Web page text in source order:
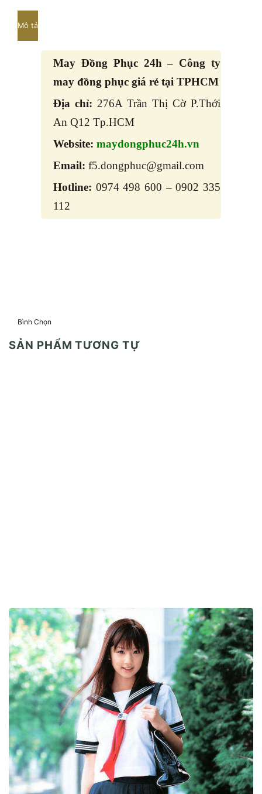
Mô tả
May Đồng Phục 24h – Công ty
may đồng phục giá rẻ tại TPHCM
Địa chỉ: 276A Trần Thị Cờ P.Thới
An Q12 Tp.HCM
Website: maydongphuc24h.vn
Email: f5.dongphuc@gmail.com
Hotline: 0974 498 600 – 0902 335
112
Bình Chọn
SẢN PHẨM TƯƠNG TỰ